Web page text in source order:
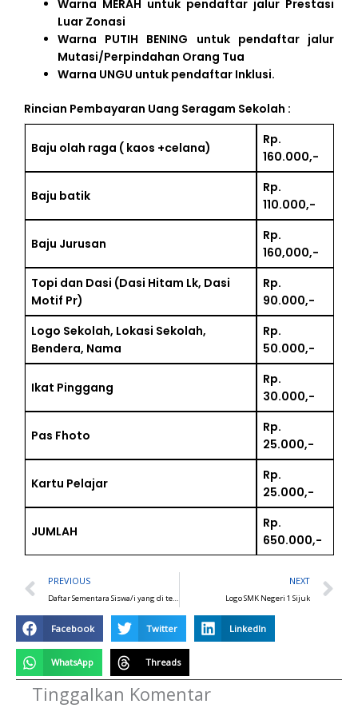
Warna MERAH untuk pendaftar jalur Prestasi
Luar Zonasi
Warna PUTIH BENING untuk pendaftar jalur
Mutasi/Perpindahan Orang Tua
Warna UNGU untuk pendaftar Inklusi.
Rincian Pembayaran Uang Seragam Sekolah :
Baju olah raga ( kaos +celana)
Rp.
160.000,-
Baju batik
Rp.
110.000,-
Baju Jurusan
Rp.
160,000,-
Topi dan Dasi (Dasi Hitam Lk, Dasi
Motif Pr)
Rp.
90.000,-
Logo Sekolah, Lokasi Sekolah,
Bendera, Nama
Rp.
50.000,-
Ikat Pinggang
Rp.
30.000,-
Pas Fhoto
Rp.
25.000,-
Kartu Pelajar
Rp.
25.000,-
JUMLAH
Rp.
650.000,-
Prev
PREVIOUS
Daftar Sementara Siswa/i yang di terima Melalui Jalur Prestasi
NEXT
Logo SMK Negeri 1 Sijuk
Facebook Twitter LinkedIn
WhatsApp Threads
Tinggalkan Komentar
BERITA
TERKINI